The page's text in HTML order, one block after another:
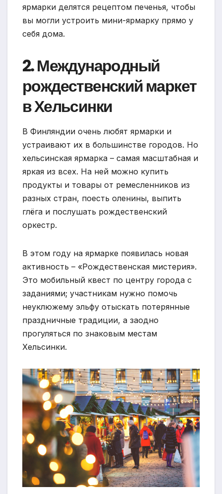
ярмарки делятся рецептом печенья, чтобы
вы могли устроить мини-ярмарку прямо у
себя дома.
2. Международный
рождественский маркет
в Хельсинки
В Финляндии очень любят ярмарки и
устраивают их в большинстве городов. Но
хельсинская ярмарка – самая масштабная и
яркая из всех. На ней можно купить
продукты и товары от ремесленников из
разных стран, поесть оленины, выпить
глёга и послушать рождественский
оркестр.
В этом году на ярмарке появилась новая
активность – «Рождественская мистерия».
Это мобильный квест по центру города с
заданиями; участникам нужно помочь
неуклюжему эльфу отыскать потерянные
праздничные традиции, а заодно
прогуляться по знаковым местам
Хельсинки.